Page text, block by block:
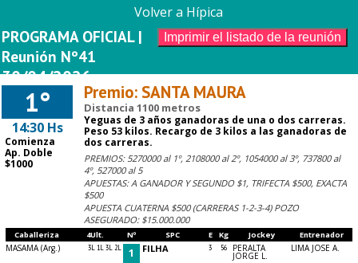
Volver a Hípica
PROGRAMA OFICIAL |
Reunión Nº41
30/04/2026
1°
14:30 Hs
Comienza
Ap. Doble
$1000
Premio: SANTA MAURA
Distancia 1100 metros
Yeguas de 3 años ganadoras de una o dos carreras.
Peso 53 kilos. Recargo de 3 kilos a las ganadoras de
dos carreras.
PREMIOS: 5270000 al 1º, 2108000 al 2º, 1054000 al 3º, 737800 al
4º, 527000 al 5
APUESTAS: A GANADOR Y SEGUNDO $1, TRIFECTA $500, EXACTA
$500
APUESTA CUATERNA $500 (CARRERAS 1-2-3-4) POZO
ASEGURADO: $15.000.000
Caballeriza 4Ult. Nº SPC E Kg Jockey Entrenador
MASAMA (Arg.) 3L 1L 3L 2L 1 FILHA 3 56 PERALTA
JORGE L.
LIMA JOSE A.